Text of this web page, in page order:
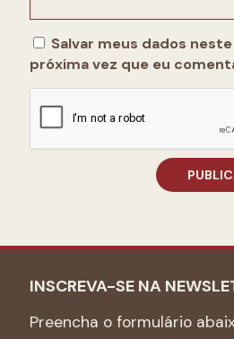
Salvar meus dados
próxima vez que eu
INSCREVA-SE NA
Preencha o formulário